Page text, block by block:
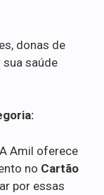
donas de
saúde
A Amil oferece
no Cartão
por essas